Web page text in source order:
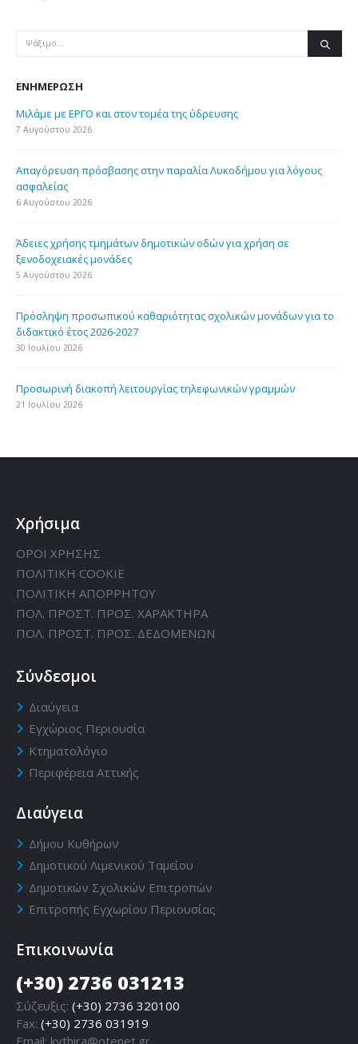
ΕΝΗΜΈΡΩΣΗ
Μιλάμε με ΕΡΓΟ και στον τομέα της ύδρευσης
7 Αυγούστου 2026
Απαγόρευση πρόσβασης στην παραλία Λυκοδήμου για λόγους
ασφαλείας
6 Αυγούστου 2026
Άδειες χρήσης τμημάτων δημοτικών οδών για χρήση σε
ξενοδοχειακές μονάδες
5 Αυγούστου 2026
Πρόσληψη προσωπικού καθαριότητας σχολικών μονάδων για το
διδακτικό έτος 2026-2027
30 Ιουλίου 2026
Προσωρινή διακοπή λειτουργίας τηλεφωνικών γραμμών
21 Ιουλίου 2026
Χρήσιμα
ΟΡΟΙ ΧΡΗΣΗΣ
ΠΟΛΙΤΙΚΗ CΟΟΚΙΕ
ΠΟΛΙΤΙΚΗ ΑΠΟΡΡΗΤΟΥ
ΠΟΛ. ΠΡΟΣΤ. ΠΡΟΣ. ΧΑΡΑΚΤΗΡΑ
ΠΟΛ. ΠΡΟΣΤ. ΠΡΟΣ. ΔΕΔΟΜΕΝΩΝ
Σύνδεσμοι
Διαύγεια
Εγχώριος Περιουσία
Κτηματολόγιο
Περιφέρεια Αττικής
Διαύγεια
Δήμου Κυθήρων
Δημοτικού Λιμενικού Ταμείου
Δημοτικών Σχολικών Επιτροπών
Επιτροπής Εγχωρίου Περιουσίας
Επικοινωνία
(+30) 2736 031213
Σύζευξις: (+30) 2736 320100
Fax: (+30) 2736 031919